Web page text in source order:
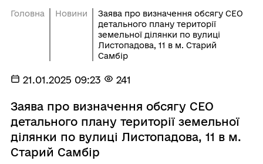
Головна Новини
Заява про визначення обсягу СЕО
детального плану території
земельної ділянки по вулиці
Листопадова, 11 в м. Старий
Самбір
21.01.2025 09:23 241
Заява про визначення обсягу СЕО
детального плану території земельної
ділянки по вулиці Листопадова, 11 в м.
Старий Самбір